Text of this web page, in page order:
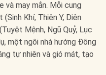
và may mắn. Mỗi cung
Khí, Thiên Y, Diên
Mệnh, Ngũ Quỷ, Lục
một ngôi nhà hướng Đông
tự nhiên và gió mát, tạo